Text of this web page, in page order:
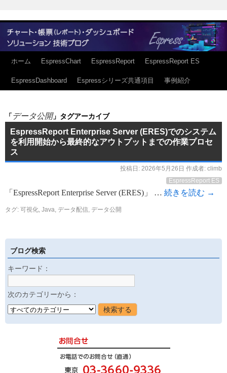
ホーム EspressChart EspressReport EspressReport ES
EspressDashboard Espressシリーズ共通項目 事例紹介
「データ公開」タグアーカイブ
EspressReport Enterprise Server (ERES)でのシステム
を利用開始から最終的なアウトプットまでの作業プロセ
ス
投稿日: 2026年5月26日 作成者: climb
EspressReport ES
「EspressReport Enterprise Server (ERES)」 … 続きを読む →
タグ: 可視化, Java, データ配信, データ公開
ブログ検索
キーワード：
次のカテゴリーから：